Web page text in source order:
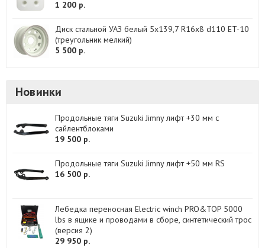
1 200 р.
Диск стальной УАЗ белый 5x139,7 R16x8 d110 ET-10
(треугольник мелкий)
5 500 р.
Новинки
Продольные тяги Suzuki Jimny лифт +30 мм с
сайлентблоками
19 500 р.
Продольные тяги Suzuki Jimny лифт +50 мм RS
16 500 р.
Лебедка переносная Electric winch PRO&TOP 5000
lbs в ящике и проводами в сборе, синтетический трос
(версия 2)
29 950 р.